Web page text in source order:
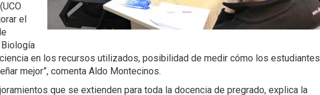
el
en los recursos utilizados, posibilidad de medir cómo los estudiantes
mejor”, comenta Aldo Montecinos.
que se extienden para toda la docencia de pregrado, explica la